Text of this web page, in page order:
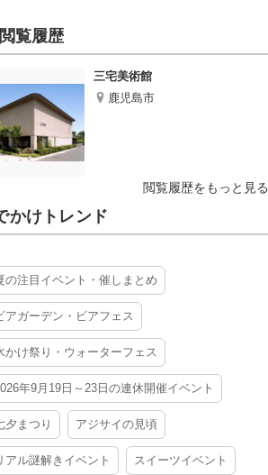
閲覧履歴
三宅美術館
鹿児島市
閲覧履歴をもっと見る
かけトレンド
の注目イベント・催しまとめ
アガーデン・ビアフェス
かけ祭り・ウォーターフェス
年9月19日～23日の連休開催イベント
夕まつり アジサイの見頃
アル謎解きイベント スイーツイベント